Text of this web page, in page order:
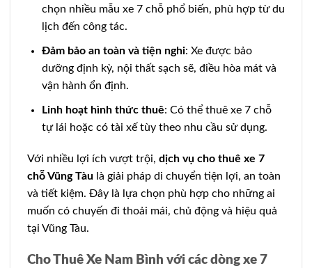
chọn nhiều mẫu xe 7 chỗ phổ biến, phù hợp từ du
lịch đến công tác.
Đảm bảo an toàn và tiện nghi: Xe được bảo
dưỡng định kỳ, nội thất sạch sẽ, điều hòa mát và
vận hành ổn định.
Linh hoạt hình thức thuê: Có thể thuê xe 7 chỗ
tự lái hoặc có tài xế tùy theo nhu cầu sử dụng.
Với nhiều lợi ích vượt trội, dịch vụ cho thuê xe 7
chỗ Vũng Tàu là giải pháp di chuyển tiện lợi, an toàn
và tiết kiệm. Đây là lựa chọn phù hợp cho những ai
muốn có chuyến đi thoải mái, chủ động và hiệu quả
tại Vũng Tàu.
Cho Thuê Xe Nam Bình với các dòng xe 7